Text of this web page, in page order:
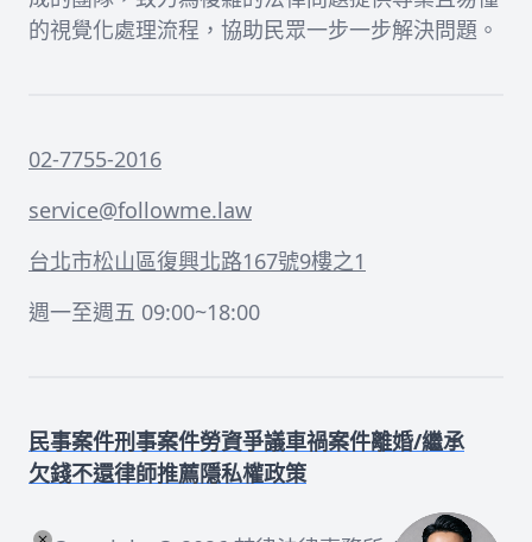
的視覺化處理流程，協助民眾一步一步解決問題。
02-7755-2016
service@followme.law
台北市松山區復興北路167號9樓之1
週一至週五 09:00~18:00
民事案件刑事案件勞資爭議車禍案件離婚/繼承
欠錢不還律師推薦隱私權政策